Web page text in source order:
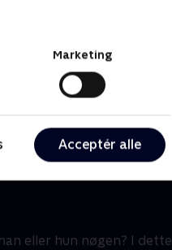
Marketing
Acceptér alle
Den første date UK
• 3 sæsoner
eller hun nøgen? I dette